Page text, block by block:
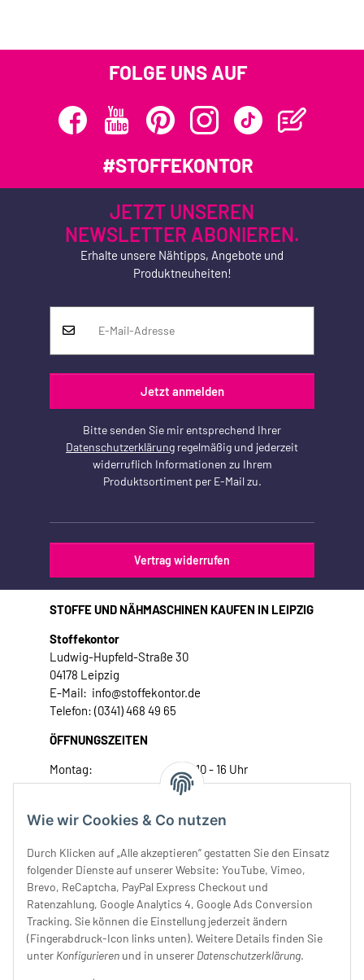
Wie wir Cookies & Co nutzen
Durch Klicken auf „Alle akzeptieren“ gestatten Sie den Einsatz
folgender Dienste auf unserer Website: YouTube, Vimeo,
Brevo, ReCaptcha, PayPal Express Checkout und
Ratenzahlung, Google Analytics 4, Google Ads Conversion
Tracking. Sie können die Einstellung jederzeit ändern
(Fingerabdruck-Icon links unten). Weitere Details finden Sie
unter Konfigurieren und in unserer Datenschutzerklärung.
FOLGE UNS AUF
#STOFFEKONTOR
JETZT UNSEREN
NEWSLETTER ABONIEREN.
Erhalte unsere Nähtipps, Angebote und
Produktneuheiten!
Jetzt anmelden
Bitte senden Sie mir entsprechend Ihrer
Datenschutzerklärung regelmäßig und jederzeit
widerruflich Informationen zu Ihrem
Produktsortiment per E-Mail zu.
Vertrag widerrufen
STOFFE UND NÄHMASCHINEN KAUFEN IN LEIPZIG
Stoffekontor
Ludwig-Hupfeld-Straße 30
04178 Leipzig
E-Mail: info@stoffekontor.de
Telefon: (0341) 468 49 65
ÖFFNUNGSZEITEN
Montag:
10 - 16 Uhr
Dienstag:
10 - 16 Uhr
Donnerstag:
10 - 18 Uhr
Samstag:
10 - 14 Uhr
Unser Service
Rechtliches